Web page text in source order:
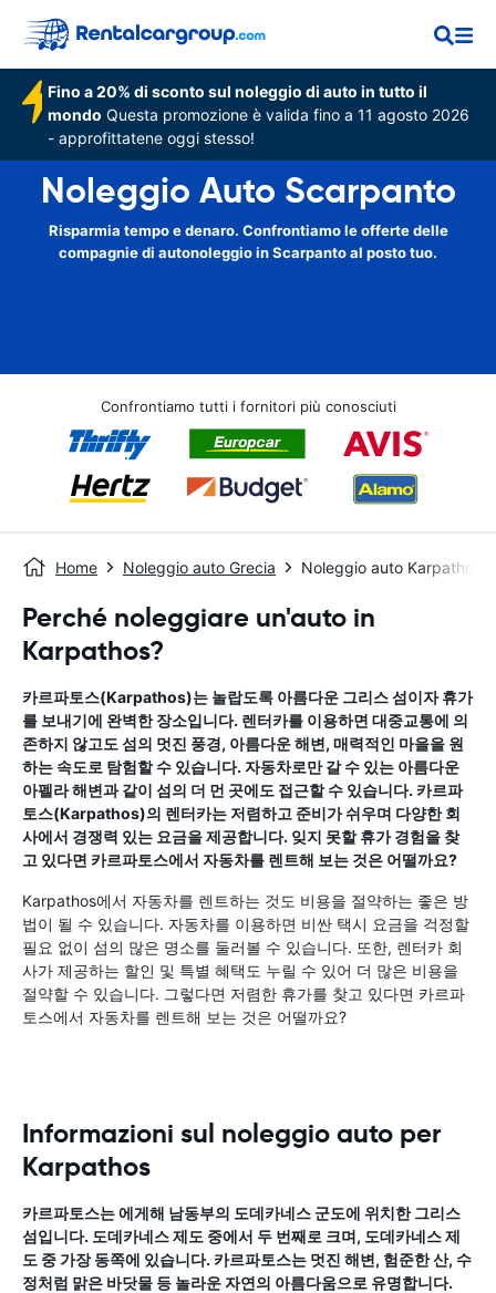
Fino a 20% di sconto sul noleggio di auto in tutto il
mondo Questa promozione è valida fino a 11 agosto 2026
- approfittatene oggi stesso!
Noleggio Auto Scarpanto
Risparmia tempo e denaro. Confrontiamo le offerte delle
compagnie di autonoleggio in Scarpanto al posto tuo.
Confrontiamo tutti i fornitori più conosciuti
Home Noleggio auto Grecia Noleggio auto Karpathos
Perché noleggiare un'auto in
Karpathos?
카르파토스(Karpathos)는 놀랍도록 아름다운 그리스 섬이자 휴가
를 보내기에 완벽한 장소입니다. 렌터카를 이용하면 대중교통에 의
존하지 않고도 섬의 멋진 풍경, 아름다운 해변, 매력적인 마을을 원
하는 속도로 탐험할 수 있습니다. 자동차로만 갈 수 있는 아름다운
아펠라 해변과 같이 섬의 더 먼 곳에도 접근할 수 있습니다. 카르파
토스(Karpathos)의 렌터카는 저렴하고 준비가 쉬우며 다양한 회
사에서 경쟁력 있는 요금을 제공합니다. 잊지 못할 휴가 경험을 찾
고 있다면 카르파토스에서 자동차를 렌트해 보는 것은 어떨까요?
Karpathos에서 자동차를 렌트하는 것도 비용을 절약하는 좋은 방
법이 될 수 있습니다. 자동차를 이용하면 비싼 택시 요금을 걱정할
필요 없이 섬의 많은 명소를 둘러볼 수 있습니다. 또한, 렌터카 회
사가 제공하는 할인 및 특별 혜택도 누릴 수 있어 더 많은 비용을
절약할 수 있습니다. 그렇다면 저렴한 휴가를 찾고 있다면 카르파
토스에서 자동차를 렌트해 보는 것은 어떨까요?
Informazioni sul noleggio auto per
Karpathos
카르파토스는 에게해 남동부의 도데카네스 군도에 위치한 그리스
섬입니다. 도데카네스 제도 중에서 두 번째로 크며, 도데카네스 제
도 중 가장 동쪽에 있습니다. 카르파토스는 멋진 해변, 험준한 산, 수
정처럼 맑은 바닷물 등 놀라운 자연의 아름다움으로 유명합니다.